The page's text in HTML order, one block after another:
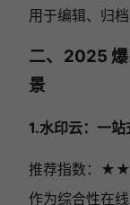
用于编辑、归
二、2025
景
1.水印云：一
推荐指数：
作为综合性在